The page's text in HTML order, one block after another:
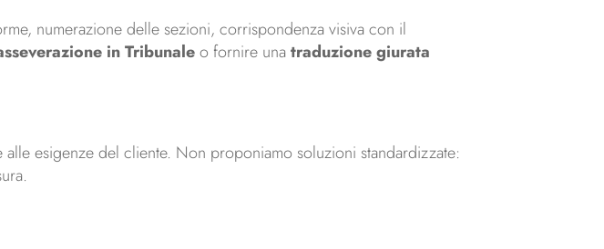
numerazione delle sezioni, corrispondenza visiva con il
in Tribunaleo fornire unatraduzione giurata
esigenze del cliente. Non proponiamo soluzioni standardizzate: